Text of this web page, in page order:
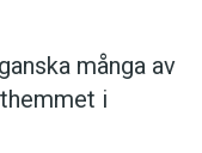
många av
i